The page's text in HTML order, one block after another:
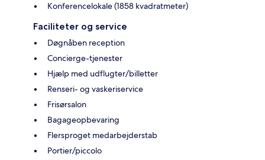
Konferencelokale (1858 kvadratmeter)
Faciliteter og service
Døgnåben reception
Concierge-tjenester
Hjælp med udflugter/billetter
Renseri- og vaskeriservice
Frisørsalon
Bagageopbevaring
Flersproget medarbejderstab
Portier/piccolo